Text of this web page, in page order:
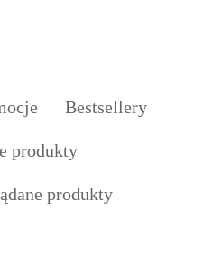
Produkty
statusie:
Bestsellery
produkty
produkty